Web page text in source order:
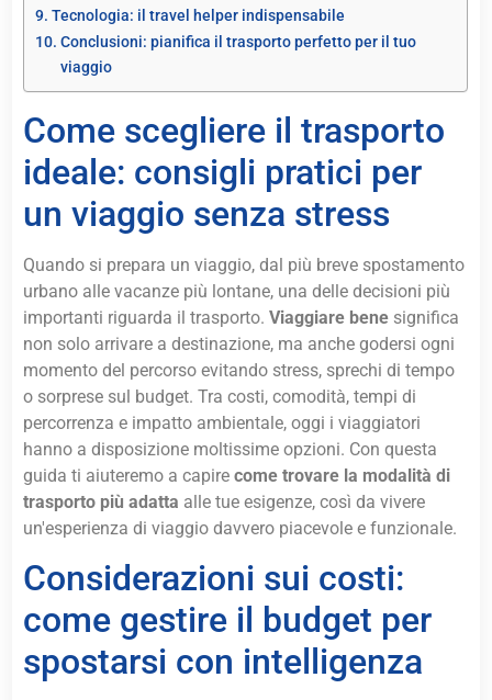
Tecnologia: il travel helper indispensabile
Conclusioni: pianifica il trasporto perfetto per il tuo
viaggio
Come scegliere il trasporto
ideale: consigli pratici per
un viaggio senza stress
Quando si prepara un viaggio, dal più breve spostamento
urbano alle vacanze più lontane, una delle decisioni più
importanti riguarda il trasporto.Viaggiare bene significa
non solo arrivare a destinazione, ma anche godersi ogni
momento del percorso evitando stress, sprechi di tempo
o sorprese sul budget. Tra costi, comodità, tempi di
percorrenza e impatto ambientale, oggi i viaggiatori
hanno a disposizione moltissime opzioni. Con questa
guida ti aiuteremo a capirecome trovare la modalità di
trasporto più adatta alle tue esigenze, così da vivere
un'esperienza di viaggio davvero piacevole e funzionale.
Considerazioni sui costi:
come gestire il budget per
spostarsi con intelligenza